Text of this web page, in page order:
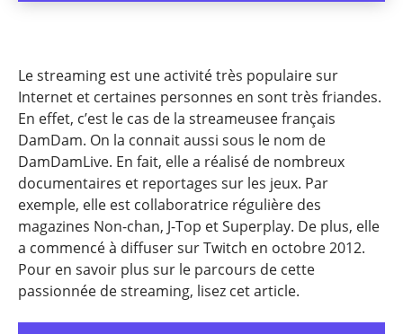
Le streaming est une activité très populaire sur
Internet et certaines personnes en sont très friandes.
En effet, c’est le cas de la streameusee français
DamDam. On la connait aussi sous le nom de
DamDamLive. En fait, elle a réalisé de nombreux
documentaires et reportages sur les jeux. Par
exemple, elle est collaboratrice régulière des
magazines Non-chan, J-Top et Superplay. De plus, elle
a commencé à diffuser sur Twitch en octobre 2012.
Pour en savoir plus sur le parcours de cette
passionnée de streaming, lisez cet article.